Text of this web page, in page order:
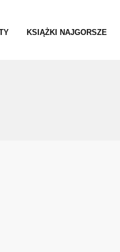
KSIĄŻKI NAJGORSZE